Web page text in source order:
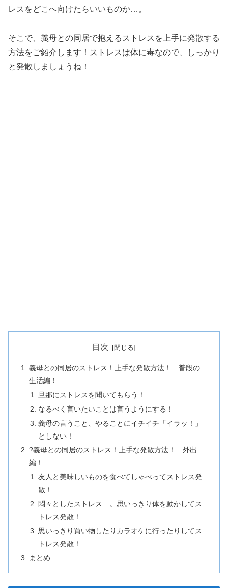
レスをどこへ向けたらいいものか…。
そこで、義母との同居で抱えるストレスを上手に発散する
方法をご紹介します！ストレスは体に毒なので、しっかり
と発散しましょうね！
目次
義母との同居のストレス！上手な発散方法！ 普段の
生活編！
旦那にストレスを聞いてもらう！
なるべく言いたいことは言うようにする！
義母の言うこと、やることにイチイチ「イラッ！」
としない！
?義母との同居のストレス！上手な発散方法！ 外出
編！
友人と美味しいものを食べてしゃべってストレス発
散！
悶々としたストレス…。思いっきり体を動かしてス
トレス発散！
思いっきり買い物したりカラオケに行ったりしてス
トレス発散！
まとめ